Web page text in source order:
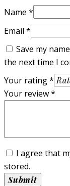
Name *
Email *
Save my
the next time I
Your rating*
Your review*
I agree that
stored.